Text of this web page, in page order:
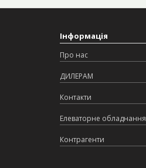
Інформація
Про нас
ДИЛЕРАМ
Контакти
Елеваторне обладнання
Контрагенти